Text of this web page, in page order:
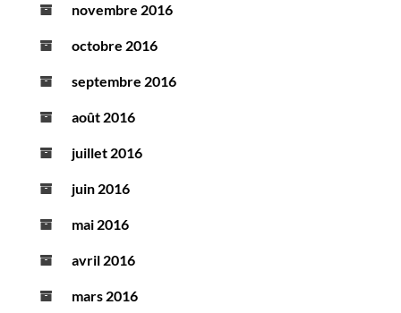
novembre 2016
octobre 2016
septembre 2016
août 2016
juillet 2016
juin 2016
mai 2016
avril 2016
mars 2016